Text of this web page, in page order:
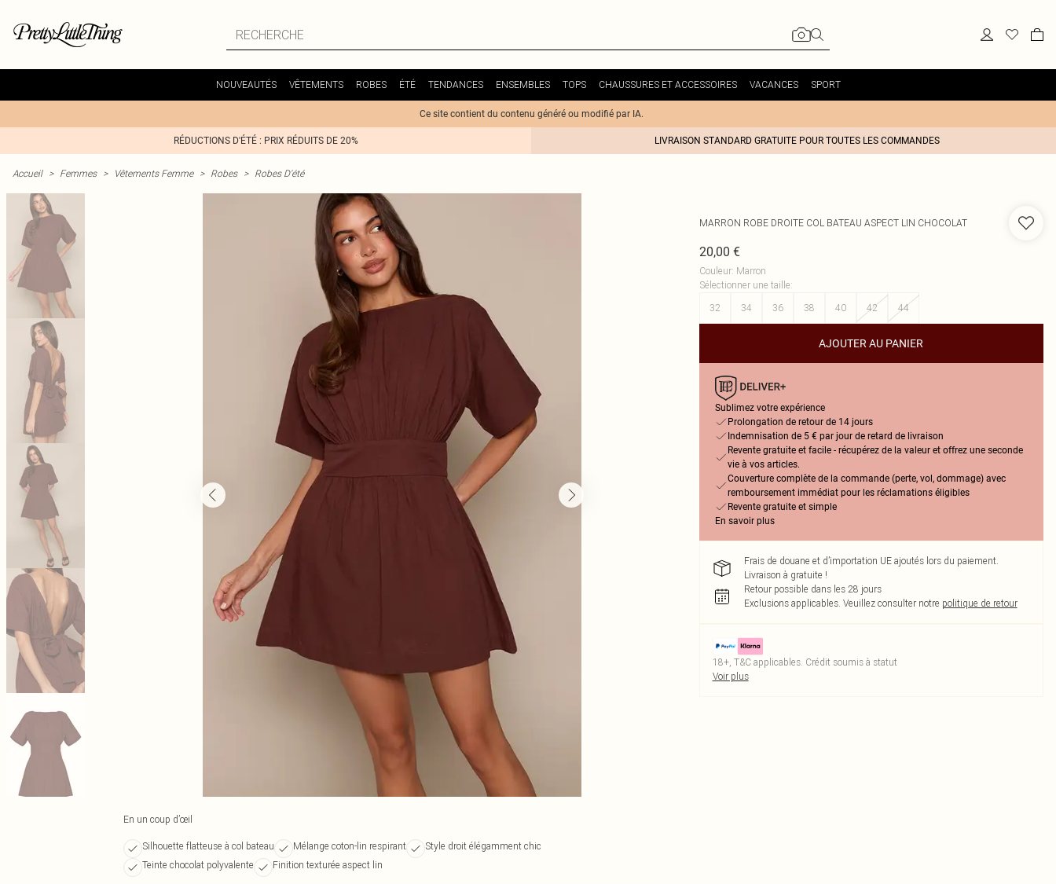
NOUVEAUTÉS VÊTEMENTS ROBES ÉTÉ TENDANCES ENSEMBLES TOPS CHAUSSURES ET ACCESSOIRES VACANCES SPORT
Ce site contient du contenu généré ou modifié par IA.
RÉDUCTIONS D'ÉTÉ : PRIX RÉDUITS DE 20% LIVRAISON STANDARD GRATUITE POUR TOUTES LES COMMANDES
Accueil > Femmes > Vêtements Femme > Robes > Robes D'été
En un coup d’œil
Silhouette flatteuse à col bateau Mélange coton-lin respirant
Style droit élégamment chic
Teinte chocolat polyvalente
Finition texturée aspect lin
MARRON ROBE DROITE COL BATEAU ASPECT LIN CHOCOLAT
20,00 €
Couleur: Marron
Sélectionner une taille:
32
34 36 38 40 42 44
AJOUTER AU PANIER
Sublimez votre expérience
Prolongation de retour de 14 jours
Indemnisation de 5 € par jour de retard de livraison
Revente gratuite et facile - récupérez de la valeur et offrez une seconde
vie à vos articles.
Couverture complète de la commande (perte, vol, dommage) avec
remboursement immédiat pour les réclamations éligibles
Revente gratuite et simple
En savoir plus
Frais de douane et d’importation UE ajoutés lors du paiement.
Livraison à gratuite !
Retour possible dans les 28 jours
Exclusions applicables. Veuillez consulter notre politique de retour
18+, T&C applicables. Crédit soumis à statut
Voir plus